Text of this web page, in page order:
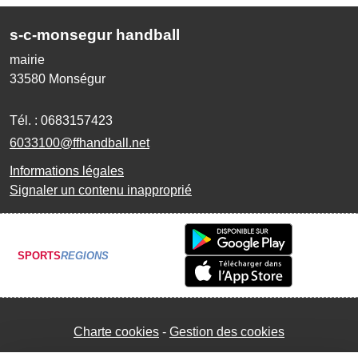
s-c-monsegur handball
mairie
33580 Monségur
Tél. : 0683157423
6033100@ffhandball.net
Informations légales
Signaler un contenu inapproprié
SPORTSREGIONS
Charte cookies Gestion des cookies